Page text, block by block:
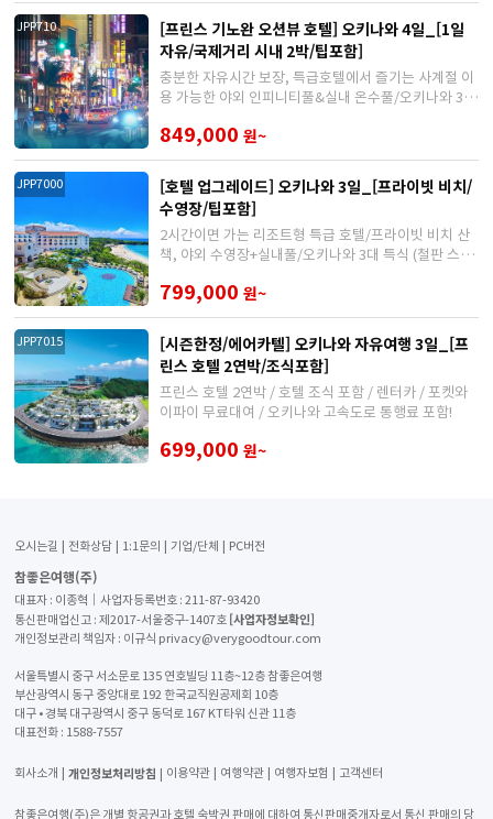
JPP710
[프린스 기노완 오션뷰 호텔] 오키나와 4일_[1일
자유/국제거리 시내 2박/팁포함]
충분한 자유시간 보장, 특급호텔에서 즐기는 사계절 이
용 가능한 야외 인피니티풀&실내 온수풀/오키나와 3대
849,000 원~
JPP7000
[호텔 업그레이드] 오키나와 3일_[프라이빗 비치/
수영장/팁포함]
2시간이면 가는 리조트형 특급 호텔/프라이빗 비치 산
책, 야외 수영장+실내풀/오키나와 3대 특식 (철판 스테
799,000 원~
JPP7015
[시즌한정/에어카텔] 오키나와 자유여행 3일_[프
린스 호텔 2연박/조식포함]
프린스 호텔 2연박 / 호텔 조식 포함 / 렌터카 / 포켓와
이파이 무료대여 / 오키나와 고속도로 통행료 포함!
699,000 원~
오시는길 전화상담 1:1문의 기업/단체 PC버전
참좋은여행(주)
대표자 : 이종혁│사업자등록번호 : 211-87-93420
통신판매업신고 : 제2017-서울중구-1407호 [사업자정보확인]
개인정보관리 책임자 : 이규식 privacy@verygoodtour.com
서울특별시 중구 서소문로 135 연호빌딩 11층~12층 참좋은여행
부산광역시 동구 중앙대로 192 한국교직원공제회 10층
대구 • 경북 대구광역시 중구 동덕로 167 KT타워 신관 11층
대표전화 : 1588-7557
회사소개 개인정보처리방침 이용약관 여행약관 여행자보험 고객센터
참좋은여행(주)은 개별 항공권과 호텔 숙박권 판매에 대하여 통신판매중개자로서 통신 판매의 당